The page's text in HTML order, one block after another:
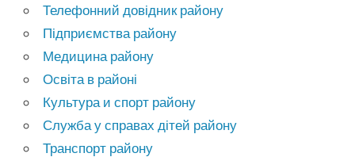
Телефонний довідник району
Підприємства району
Медицина району
Освіта в районі
Культура и спорт району
Служба у справах дітей району
Транспорт району